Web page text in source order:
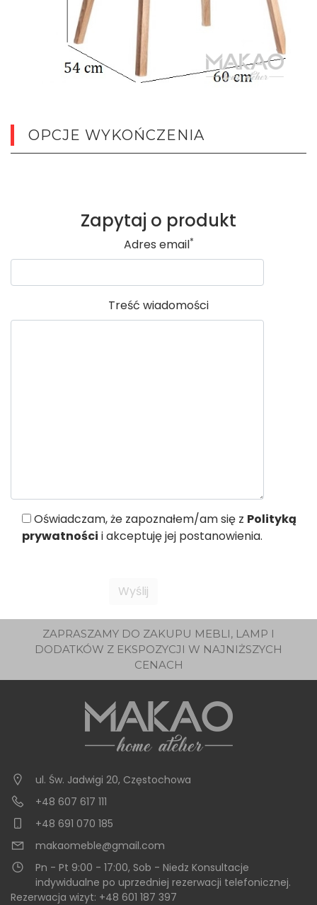
OPCJE WYKOŃCZENIA
Zapytaj o produkt
Adres email*
Treść wiadomości
Oświadczam, że zapoznałem/am się z Polityką
prywatności i akceptuję jej postanowienia.
ZAPRASZAMY DO ZAKUPU MEBLI, LAMP I
DODATKÓW Z EKSPOZYCJI W NAJNIŻSZYCH
CENACH
ul. Św. Jadwigi 20, Częstochowa
+48 607 617 111
+48 691 070 185
makaomeble@gmail.com
Pn - Pt 9:00 - 17:00, Sob - Niedz Konsultacje
indywidualne po uprzedniej rezerwacji telefonicznej.
Rezerwacja wizyt: +48 601 187 397